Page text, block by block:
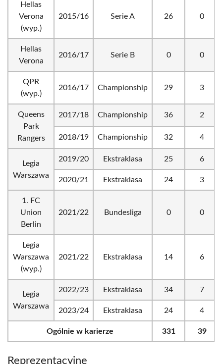
Hellas
Verona
(wyp.)
2015/16 Serie A 26 0
Hellas
Verona
2016/17 Serie B 0 0
QPR
(wyp.)
2016/17 Championship 29 3
Queens
Park
Rangers
2017/18 Championship 36 2
2018/19 Championship 32 4
Legia
Warszawa
2019/20 Ekstraklasa 25 6
2020/21 Ekstraklasa 24 3
1. FC
Union
Berlin
2021/22 Bundesliga 0 0
Legia
Warszawa
(wyp.)
2021/22 Ekstraklasa 14 6
Legia
Warszawa
2022/23 Ekstraklasa 34 7
2023/24 Ekstraklasa 24 4
Ogólnie w karierze 331 39
Reprezentacyjne